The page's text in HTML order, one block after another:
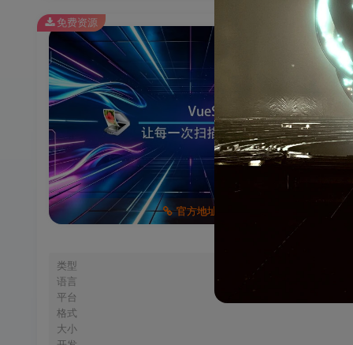
官方地址
类型
语言
平台
格式
大小
免费资源